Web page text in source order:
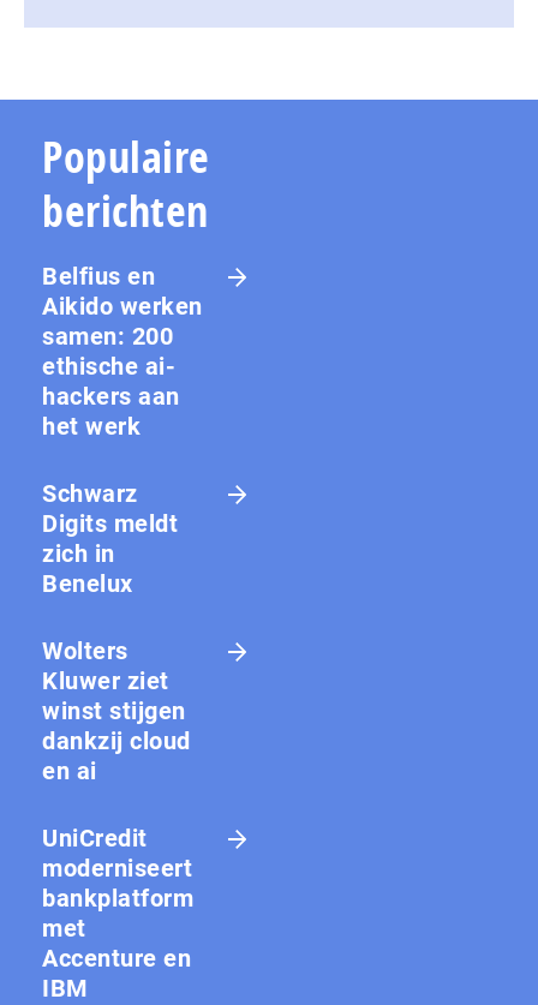
Populaire
berichten
Belfius en
Aikido werken
samen: 200
ethische ai-
hackers aan
het werk
Schwarz
Digits meldt
zich in
Benelux
Wolters
Kluwer ziet
winst stijgen
dankzij cloud
en ai
UniCredit
moderniseert
bankplatform
met
Accenture en
IBM